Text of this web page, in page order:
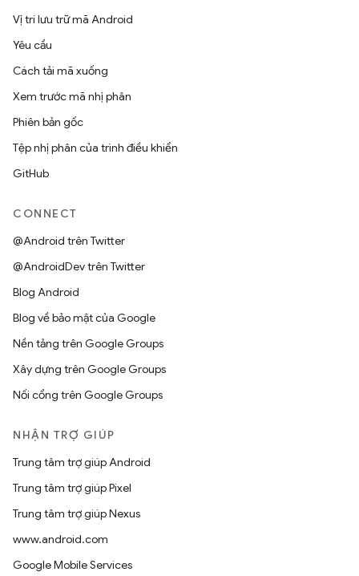
Vị trí lưu trữ mã Android
Yêu cầu
Cách tải mã xuống
Xem trước mã nhị phân
Phiên bản gốc
Tệp nhị phân của trình điều khiển
GitHub
CONNECT
@Android trên Twitter
@AndroidDev trên Twitter
Blog Android
Blog về bảo mật của Google
Nền tảng trên Google Groups
Xây dựng trên Google Groups
Nối cổng trên Google Groups
NHẬN TRỢ GIÚP
Trung tâm trợ giúp Android
Trung tâm trợ giúp Pixel
Trung tâm trợ giúp Nexus
www.android.com
Google Mobile Services